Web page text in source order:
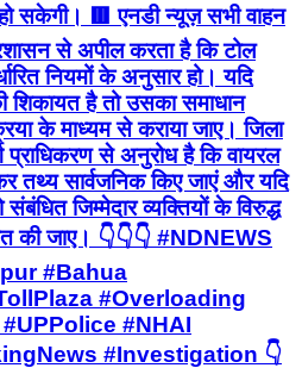
हो सकेगी। 🟥 एनडी न्यूज़ सभी वाहन
से अपील करता है कि टोल
नियमों के अनुसार हो। यदि
शिकायत है तो उसका समाधान
के माध्यम से कराया जाए। जिला
प्राधिकरण से अनुरोध है कि वायरल
तथ्य सार्वजनिक किए जाएं और यदि
जिम्मेदार व्यक्तियों के विरुद्ध
की जाए। 👇👇👇 #NDNEWS
#Bahua
#Overloading
#NHAI
#Investigation 👇